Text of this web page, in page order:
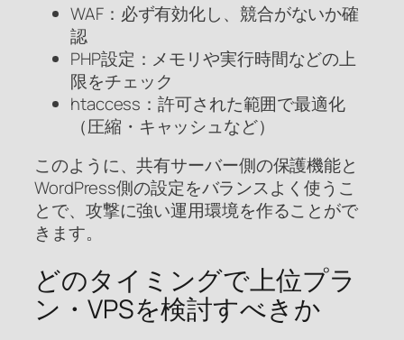
WAF：必ず有効化し、競合がないか確
認
PHP設定：メモリや実行時間などの上
限をチェック
htaccess：許可された範囲で最適化
（圧縮・キャッシュなど）
このように、共有サーバー側の保護機能と
WordPress側の設定をバランスよく使うこ
とで、攻撃に強い運用環境を作ることがで
きます。
どのタイミングで上位プラ
ン・VPSを検討すべきか